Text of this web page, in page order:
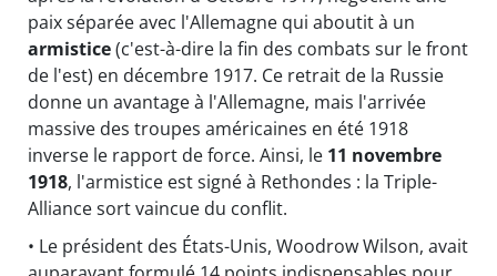
paix séparée avec l'Allemagne qui aboutit à un
armistice(c'est-à-dire la fin des combats sur le front
de l'est) en décembre 1917. Ce retrait de la Russie
donne un avantage à l'Allemagne, mais l'arrivée
massive des troupes américaines en été 1918
inverse le rapport de force. Ainsi, le 11 novembre
1918, l'armistice est signé à Rethondes : la Triple-
Alliance sort vaincue du conflit.
• Le président des États-Unis, Woodrow Wilson, avait